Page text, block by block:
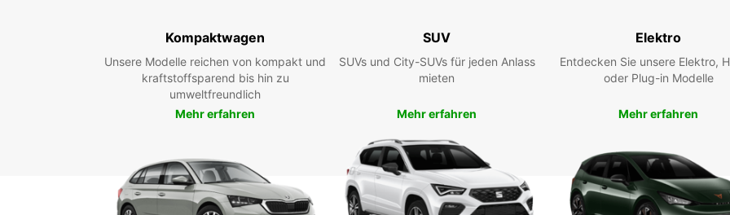
Mit
Kompaktwagen
Unsere Modelle reichen von kompakt und
kraftstoffsparend bis hin zu
umweltfreundlich
Mehr erfahren
SUV
SUVs und City-SUVs für jeden Anlass
mieten
Mehr erfahren
Elektro
Entdecken Sie unsere Elektro,
oder Plug-in Modelle
Mehr erfahren